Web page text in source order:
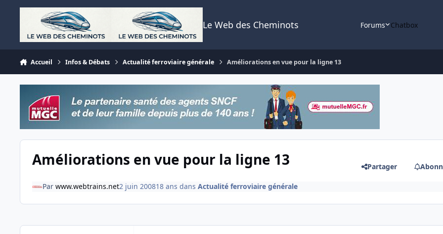
Aller au contenu
Le Web des Cheminots Forums Chatbox
Accueil Infos & Débats Actualité ferroviaire générale Améliorations en vue pour la ligne 13
Améliorations en vue pour la ligne 13 Partager
Par www.webtrains.net2 juin 200818 ans dans Actualité ferroviaire générale